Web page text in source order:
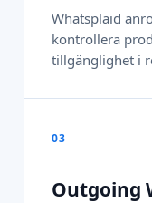
Whatsplaid
kontrollera
tillgänglighet i
03
Outgoing